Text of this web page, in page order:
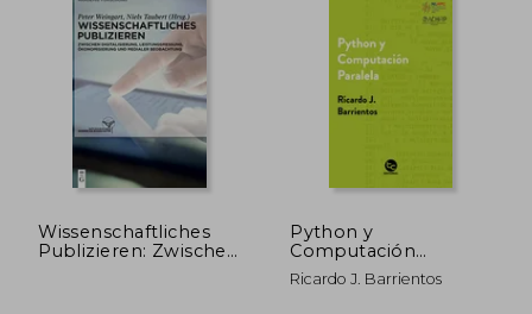
40%
dcto.
$ 939.957
$ 563.974
50%
dcto.
Wissenschaftliches
Publizieren: Zwischen
Python y
Computación
Paralela
Ricardo J. Barrientos